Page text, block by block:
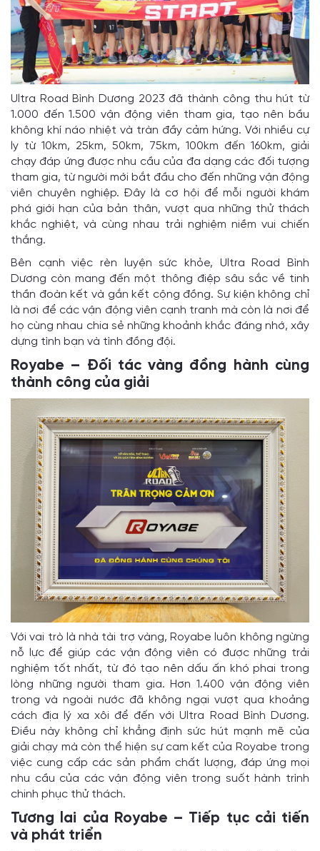
Ultra Road Bình Dương 2023 đã thành công thu hút từ
1.000 đến 1.500 vận động viên tham gia, tạo nên bầu
không khí náo nhiệt và tràn đầy cảm hứng. Với nhiều cự
ly từ 10km, 25km, 50km, 75km, 100km đến 160km, giải
chạy đáp ứng được nhu cầu của đa dạng các đối tượng
tham gia, từ người mới bắt đầu cho đến những vận động
viên chuyên nghiệp. Đây là cơ hội để mỗi người khám
phá giới hạn của bản thân, vượt qua những thử thách
khắc nghiệt, và cùng nhau trải nghiệm niềm vui chiến
thắng.
Bên cạnh việc rèn luyện sức khỏe, Ultra Road Bình
Dương còn mang đến một thông điệp sâu sắc về tinh
thần đoàn kết và gắn kết cộng đồng. Sự kiện không chỉ
là nơi để các vận động viên cạnh tranh mà còn là nơi để
họ cùng nhau chia sẻ những khoảnh khắc đáng nhớ, xây
dựng tình bạn và tình đồng đội.
Royabe – Đối tác vàng đồng hành cùng
thành công của giải
Với vai trò là nhà tài trợ vàng, Royabe luôn không ngừng
nỗ lực để giúp các vận động viên có được những trải
nghiệm tốt nhất, từ đó tạo nên dấu ấn khó phai trong
lòng những người tham gia. Hơn 1.400 vận động viên
trong và ngoài nước đã không ngại vượt qua khoảng
cách địa lý xa xôi để đến với Ultra Road Bình Dương.
Điều này không chỉ khẳng định sức hút mạnh mẽ của
giải chạy mà còn thể hiện sự cam kết của Royabe trong
việc cung cấp các sản phẩm chất lượng, đáp ứng mọi
nhu cầu của các vận động viên trong suốt hành trình
chinh phục thử thách.
Tương lai của Royabe – Tiếp tục cải tiến
và phát triển